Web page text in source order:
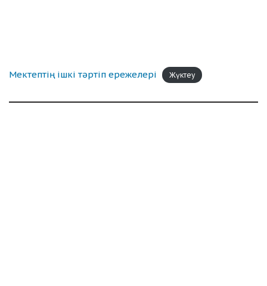
Мектептің ішкі тәртіп ережелері Жүктеу